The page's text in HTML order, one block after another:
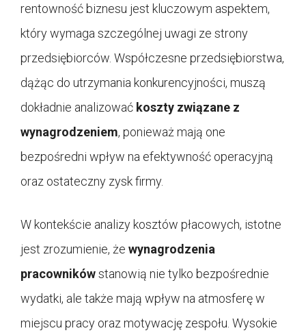
rentowność biznesu jest kluczowym aspektem,
który wymaga szczególnej uwagi ze strony
przedsiębiorców. Współczesne przedsiębiorstwa,
dążąc do utrzymania konkurencyjności, muszą
dokładnie analizować koszty związane z
wynagrodzeniem, ponieważ mają one
bezpośredni wpływ na efektywność operacyjną
oraz ostateczny zysk firmy.
W kontekście analizy kosztów płacowych, istotne
jest zrozumienie, że wynagrodzenia
pracownikówstanowią nie tylko bezpośrednie
wydatki, ale także mają wpływ na atmosferę w
miejscu pracy oraz motywację zespołu. Wysokie